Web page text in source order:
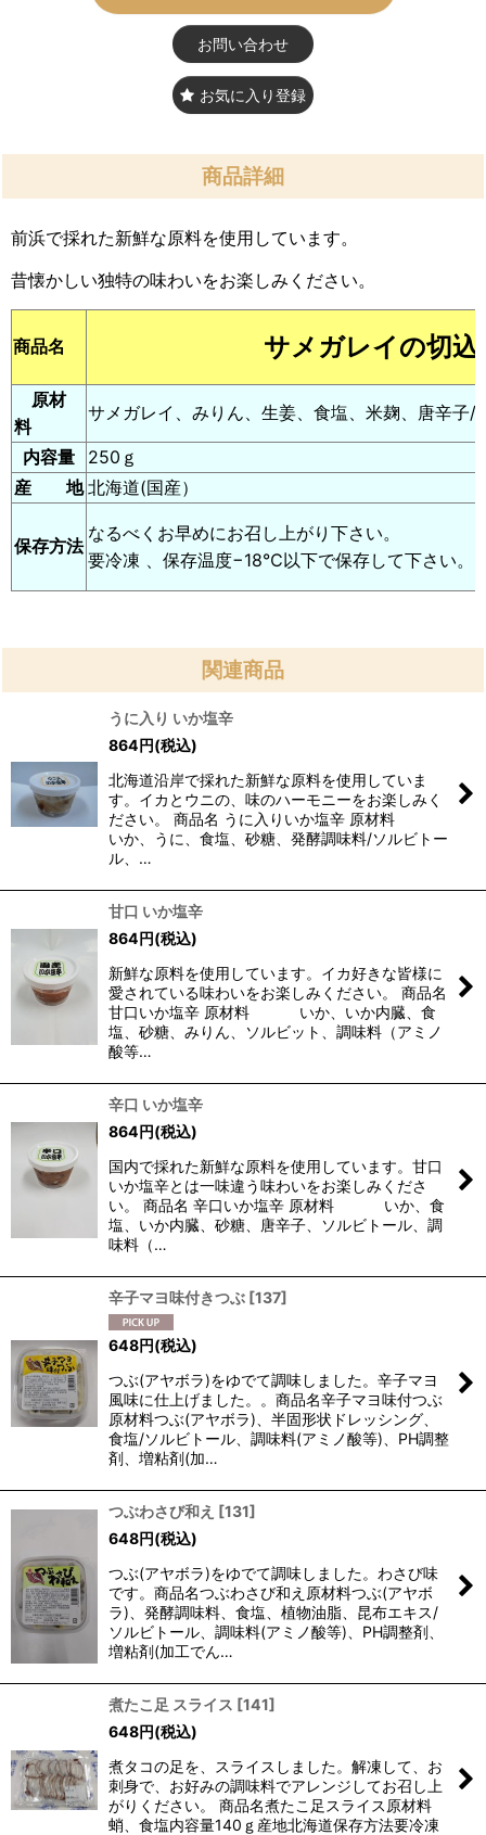
お問い合わせ
お気に入り登録
商品詳細
前浜で採れた新鮮な原料を使用しています。
昔懐かしい独特の味わいをお楽しみください。
商品名 サメガレイの切込
原材
料
サメガレイ、みりん、生姜、食塩、米麹、唐辛子/
内容量
250ｇ
産 地 北海道(国産）
保存方法
なるべくお早めにお召し上がり下さい。
要冷凍 、保存温度−18℃以下で保存して下さい。
関連商品
うに入り いか塩辛
864円(税込)
北海道沿岸で採れた新鮮な原料を使用していま
す。イカとウニの、味のハーモニーをお楽しみく
ださい。 商品名 うに入りいか塩辛 原材料
いか、うに、食塩、砂糖、発酵調味料/ソルビトー
ル、…
甘口 いか塩辛
864円(税込)
新鮮な原料を使用しています。イカ好きな皆様に
愛されている味わいをお楽しみください。 商品名
甘口いか塩辛 原材料 いか、いか内臓、食
塩、砂糖、みりん、ソルビット、調味料（アミノ
酸等…
辛口 いか塩辛
864円(税込)
国内で採れた新鮮な原料を使用しています。甘口
いか塩辛とは一味違う味わいをお楽しみくださ
い。 商品名 辛口いか塩辛 原材料 いか、食
塩、いか内臓、砂糖、唐辛子、ソルビトール、調
味料（…
辛子マヨ味付きつぶ [137]
648円(税込)
つぶ(アヤボラ)をゆでて調味しました。辛子マヨ
風味に仕上げました。。商品名辛子マヨ味付つぶ
原材料つぶ(アヤボラ)、半固形状ドレッシング、
食塩/ソルビトール、調味料(アミノ酸等)、PH調整
剤、増粘剤(加…
つぶわさび和え [131]
648円(税込)
つぶ(アヤボラ)をゆでて調味しました。わさび味
です。商品名つぶわさび和え原材料つぶ(アヤボ
ラ)、発酵調味料、食塩、植物油脂、昆布エキス/
ソルビトール、調味料(アミノ酸等)、PH調整剤、
増粘剤(加工でん…
煮たこ足 スライス [141]
648円(税込)
煮タコの足を、スライスしました。解凍して、お
刺身で、お好みの調味料でアレンジしてお召し上
がりください。 商品名煮たこ足スライス原材料
蛸、食塩内容量140ｇ産地北海道保存方法要冷凍